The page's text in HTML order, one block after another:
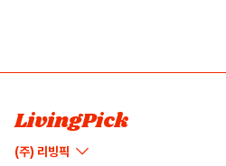
LivingPick
(주) 리빙픽